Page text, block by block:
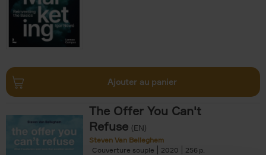
Ajouter au panier
The Offer You Can't
Refuse (EN)
Steven Van Belleghem
Couverture souple
2020 256